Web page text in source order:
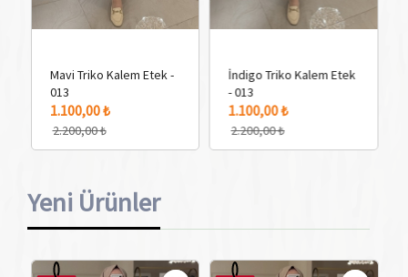
1 Adet Renk Seçeneği
Mavi Triko Kalem Etek -
013
1.100,00 ₺
2.200,00 ₺
İndigo Triko Kalem Etek
- 013
1.100,00 ₺
2.200,00 ₺
Yeni Ürünler